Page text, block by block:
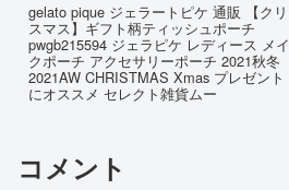
gelato pique ジェラートピケ 通販 【クリ
スマス】ギフト柄ティッシュポーチ
pwgb215594 ジェラピケ レディース メイ
クポーチ アクセサリーポーチ 2021秋冬
2021AW CHRISTMAS Xmas プレゼント
にオススメ セレクト雑貨ムー
コメント